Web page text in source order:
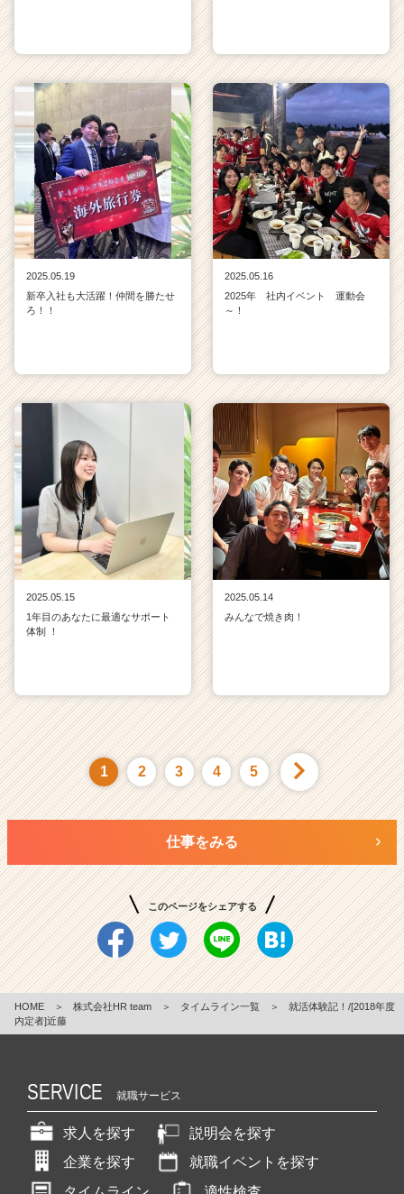
2025.05.19
新卒入社も大活躍！仲間を勝たせ
ろ！！
2025.05.16
2025年 社内イベント 運動会
～！
2025.05.15
1年目のあなたに最適なサポート
体制 ！
2025.05.14
みんなで焼き肉！
1 2 3 4 5
仕事をみる
このページをシェアする
HOME ＞ 株式会社HR team ＞ タイムライン一覧 ＞
就活体験記！/[2018年度
内定者]近藤
SERVICE 就職サービス
求人を探す
説明会を探す
企業を探す
就職イベントを探す